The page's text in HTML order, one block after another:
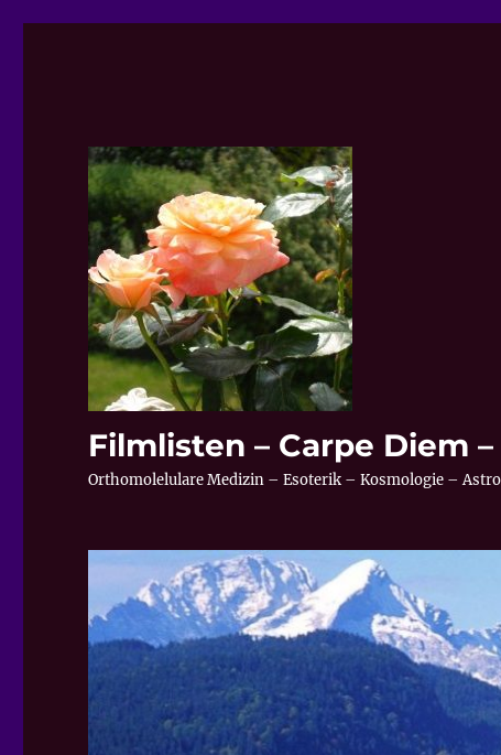
Filmlisten – Carpe Diem
Orthomolelulare Medizin – Esoterik – Kosmologie –